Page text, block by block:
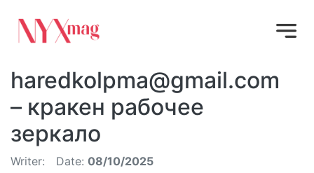
haredkolpma@gmail.com
– кракен рабочее
зеркало
Writer: Date: 08/10/2025